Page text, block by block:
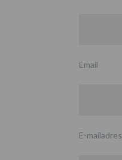
Email
E-mailadres